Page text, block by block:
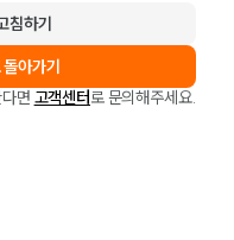
침하기
아가기
면 고객센터로 문의해주세요.